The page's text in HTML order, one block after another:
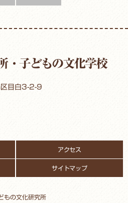
目白3-2-9
アクセス
サイトマップ
もの文化研究所